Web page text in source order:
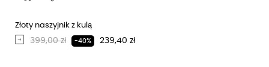
Złoty naszyjnik z kulą
Regularna cena
399,00 zł -40% Cena
239,40 zł